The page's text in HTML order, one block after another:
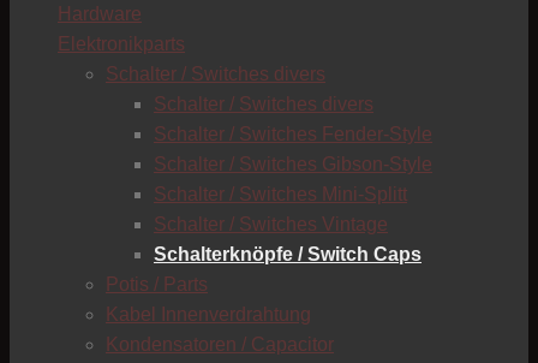
Hardware
Elektronikparts
Schalter / Switches divers
Schalter / Switches divers
Schalter / Switches Fender-Style
Schalter / Switches Gibson-Style
Schalter / Switches Mini-Splitt
Schalter / Switches Vintage
Schalterknöpfe / Switch Caps
Potis / Parts
Kabel Innenverdrahtung
Kondensatoren / Capacitor